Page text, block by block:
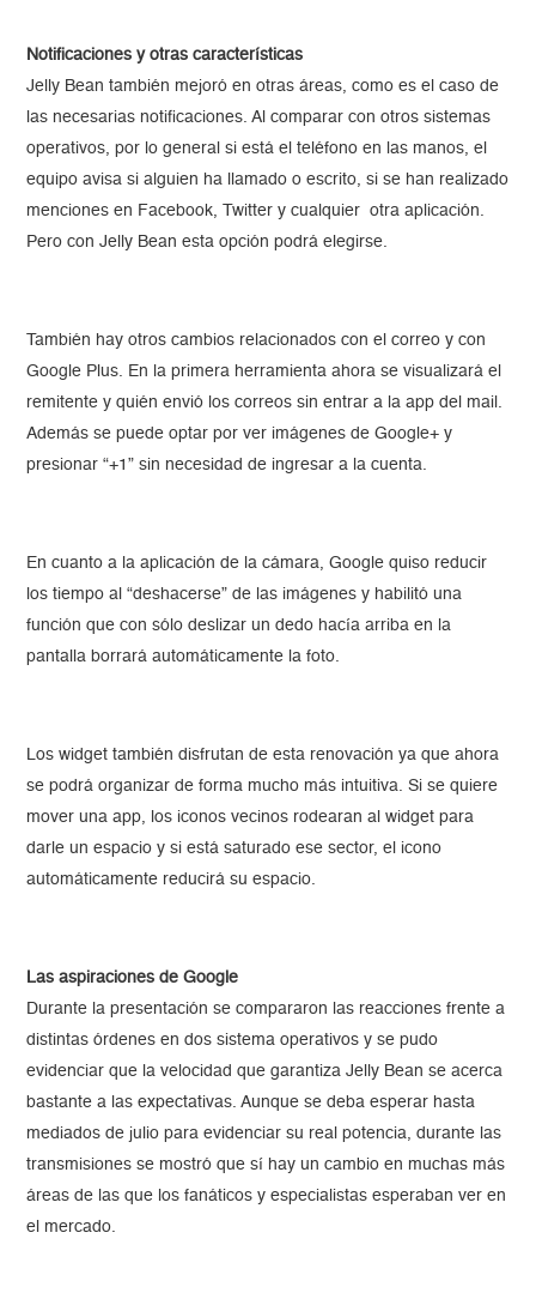
Notificaciones y otras características
Jelly Bean también mejoró en otras áreas, como es el caso de
las necesarias notificaciones. Al comparar con otros sistemas
operativos, por lo general si está el teléfono en las manos, el
equipo avisa si alguien ha llamado o escrito, si se han realizado
menciones en Facebook, Twitter y cualquier otra aplicación.
Pero con Jelly Bean esta opción podrá elegirse.
También hay otros cambios relacionados con el correo y con
Google Plus. En la primera herramienta ahora se visualizará el
remitente y quién envió los correos sin entrar a la app del mail.
Además se puede optar por ver imágenes de Google+ y
presionar “+1” sin necesidad de ingresar a la cuenta.
En cuanto a la aplicación de la cámara, Google quiso reducir
los tiempo al “deshacerse” de las imágenes y habilitó una
función que con sólo deslizar un dedo hacía arriba en la
pantalla borrará automáticamente la foto.
Los widget también disfrutan de esta renovación ya que ahora
se podrá organizar de forma mucho más intuitiva. Si se quiere
mover una app, los iconos vecinos rodearan al widget para
darle un espacio y si está saturado ese sector, el icono
automáticamente reducirá su espacio.
Las aspiraciones de Google
Durante la presentación se compararon las reacciones frente a
distintas órdenes en dos sistema operativos y se pudo
evidenciar que la velocidad que garantiza Jelly Bean se acerca
bastante a las expectativas. Aunque se deba esperar hasta
mediados de julio para evidenciar su real potencia, durante las
transmisiones se mostró que sí hay un cambio en muchas más
áreas de las que los fanáticos y especialistas esperaban ver en
el mercado.